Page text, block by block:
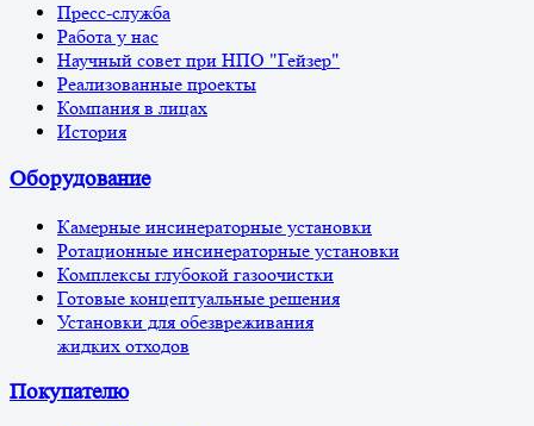
Пресс-служба
Работа у нас
Научный совет при НПО "Гейзер"
Реализованные проекты
Компания в лицах
История
Оборудование
Камерные инсинераторные установки
Ротационные инсинераторные установки
Комплексы глубокой газоочистки
Готовые концептуальные решения
Установки для обезвреживания
жидких отходов
Покупателю